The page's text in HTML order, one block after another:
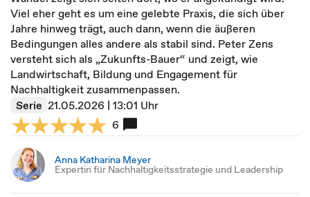
Viel eher geht es um eine gelebte Praxis, die sich über
Jahre hinweg trägt, auch dann, wenn die äußeren
Bedingungen alles andere als stabil sind. Peter Zens
versteht sich als „Zukunfts-Bauer“ und zeigt, wie
Landwirtschaft, Bildung und Engagement für
Nachhaltigkeit zusammenpassen.
Serie 21.05.2026 | 13:01 Uhr
6
Anna Katharina Meyer
Expertin für Nachhaltigkeitsstrategie und Leadership